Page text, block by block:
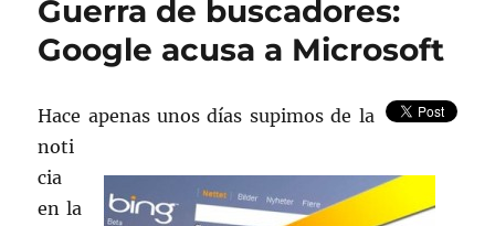
Guerra de buscadores:
Google acusa a Microsoft
Hace apenas unos días supimos de la
noti
cia
en la